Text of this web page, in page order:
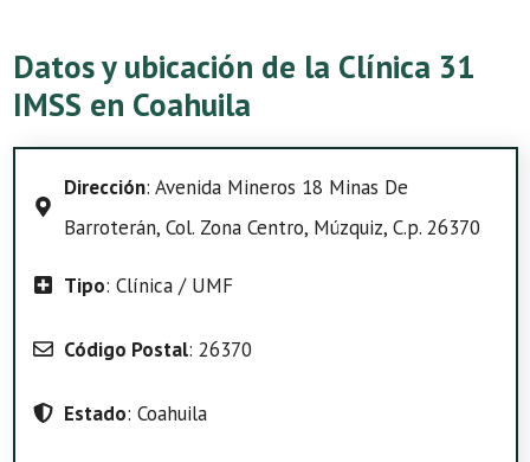
Datos y ubicación de la Clínica 31
IMSS en Coahuila
Dirección: Avenida Mineros 18 Minas De
Barroterán, Col. Zona Centro, Múzquiz, C.p. 26370
Tipo: Clínica / UMF
Código Postal: 26370
Estado: Coahuila